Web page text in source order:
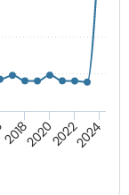
2018202020222024